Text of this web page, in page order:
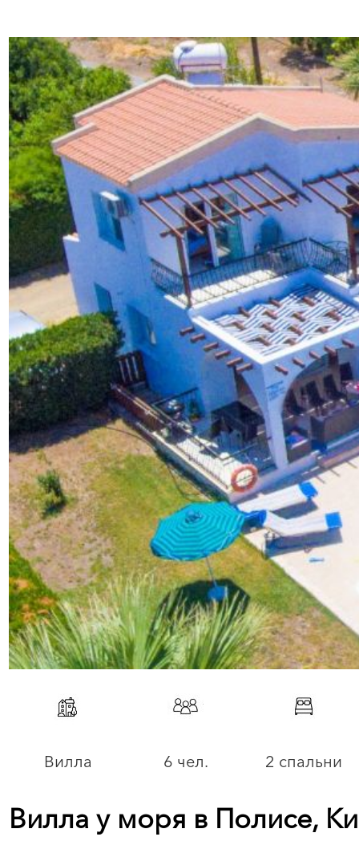
Вилла 6 чел. 2 спальни
Вилла у моря в Полисе,